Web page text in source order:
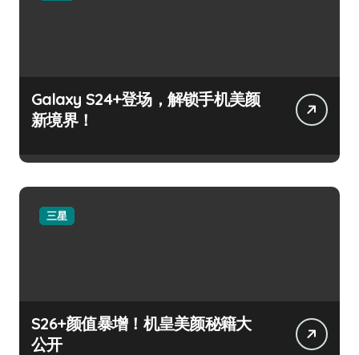
Galaxy S24+登场，解锁手机美颜
新境界！
三星
S26+颜值暴增！机皇美颜秘籍大
公开